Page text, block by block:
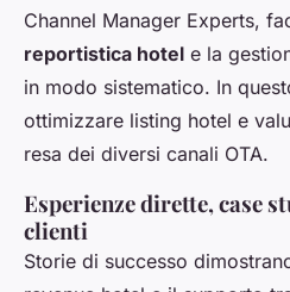
Channel Manager Experts,
reportistica hotel e la
in modo sistematico. In
ottimizzare listing hotel e
resa dei diversi canali OTA.
Esperienze dirette, case
clienti
Storie di successo